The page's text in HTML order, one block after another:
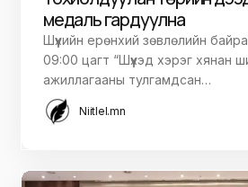
медаль гардуулна
Шүүхийн ерөнхий зөвлөлийн
09:00 цагт “Шүүхэд хэрэг хянан
ажиллагааны тулгамдсан…
Niitlel.mn